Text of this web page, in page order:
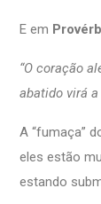
E em
“O coração
abatido virá
A “fumaça”
eles estão
estando